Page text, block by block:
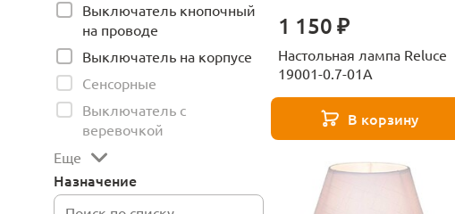
Выключатель кнопочный
на проводе
Выключатель на корпусе
Сенсорные
Выключатель с
веревочкой
Еще
Назначение
1 150 ₽
Настольная лампа Reluce
19001-0.7-01A
В корзину